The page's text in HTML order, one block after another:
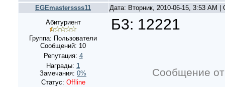
EGEmasterssss11
Дата: Вторник, 2010-06-15, 3:53 AM
Абитуриент
Группа: Пользователи
Сообщений: 10
Репутация: 4
Награды: 1
Замечания: 0%
Статус: Offline
Б3: 12221
Сообщение